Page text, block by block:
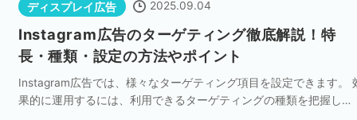
ディスプレイ広告 2025.09.04
Instagram広告のターゲティング徹底解説！特
長・種類・設定の方法やポイント
Instagram広告では、様々なターゲティング項目を設定できます。
果的に運用するには、利用できるターゲティングの種類を把握し